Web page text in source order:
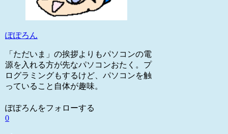
ぽぽろん
「ただいま」の挨拶よりもパソコンの電
源を入れる方が先なパソコンおたく。プ
ログラミングもするけど、パソコンを触
っていること自体が趣味。
ぽぽろんをフォローする
0